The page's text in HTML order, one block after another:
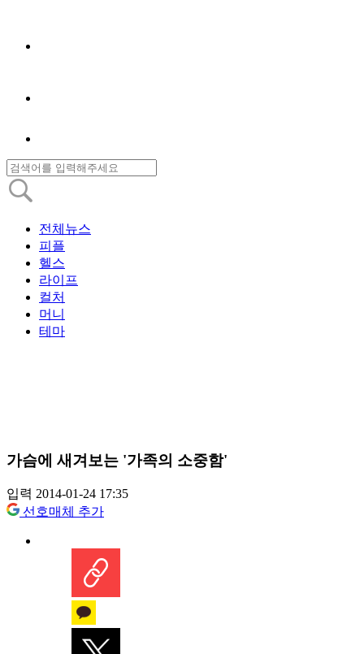
전체뉴스
피플
헬스
라이프
컬처
머니
테마
가슴에 새겨보는 '가족의 소중함'
입력 2014-01-24 17:35
선호매체 추가